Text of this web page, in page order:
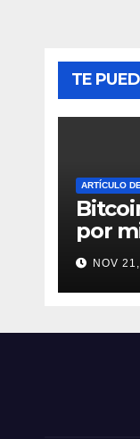
TE
ARTÍCULO
por
NOV